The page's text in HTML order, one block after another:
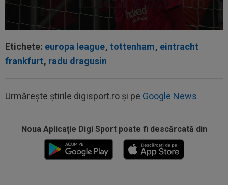
Etichete: europa league, tottenham, eintracht
frankfurt, radu dragusin
Urmărește știrile digisport.ro și pe Google News
Noua Aplicaţie Digi Sport poate fi descărcată din